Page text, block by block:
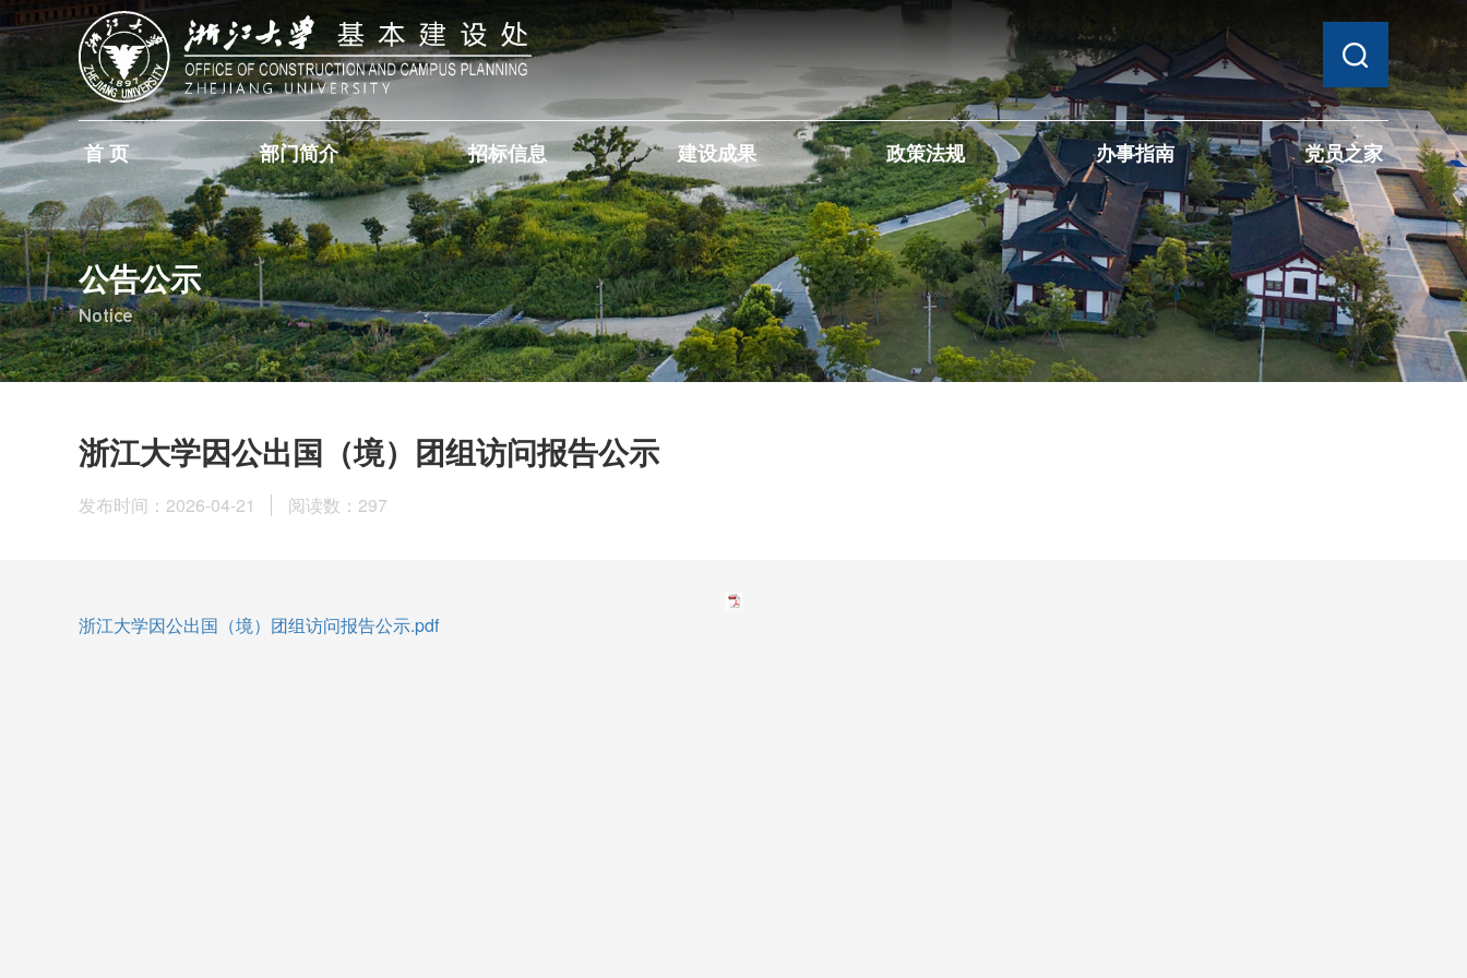
首 页 部门简介 招标信息 建设成果 政策法规 办事指南 党员之家
公告公示
Notice
浙江大学因公出国（境）团组访问报告公示
发布时间：2026-04-21 阅读数： 297
浙江大学因公出国（境）团组访问报告公示.pdf